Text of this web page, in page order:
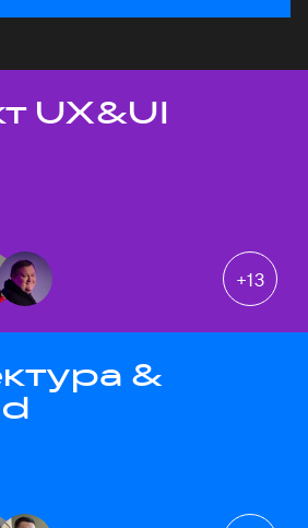
UX&UI
+13
&